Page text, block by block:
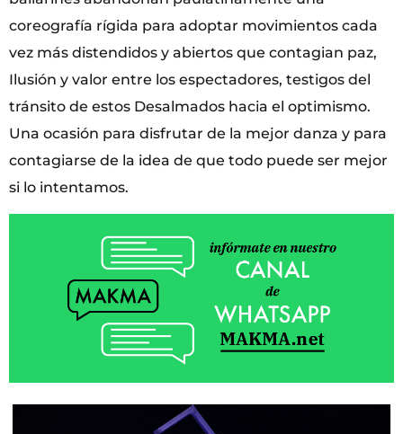
coreografía rígida para adoptar movimientos cada
vez más distendidos y abiertos que contagian paz,
Ilusión y valor entre los espectadores, testigos del
tránsito de estos Desalmados hacia el optimismo.
Una ocasión para disfrutar de la mejor danza y para
contagiarse de la idea de que todo puede ser mejor
si lo intentamos.